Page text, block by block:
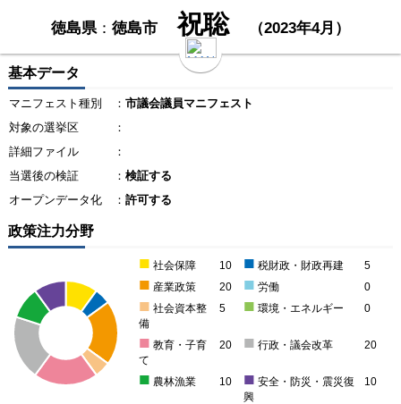
徳島県：徳島市 祝聡 （2023年4月）
基本データ
マニフェスト種別 ： 市議会議員マニフェスト
対象の選挙区
：
詳細ファイル
：
当選後の検証
： 検証する
オープンデータ化
： 許可する
政策注力分野
■ 社会保障 10 ■ 税財政・財政再建 5
■ 産業政策 20 ■ 労働 0
■ 社会資本整
備
5 ■ 環境・エネルギー 0
■ 教育・子育
て
20 ■ 行政・議会改革 20
■ 農林漁業 10 ■ 安全・防災・震災復
興
10